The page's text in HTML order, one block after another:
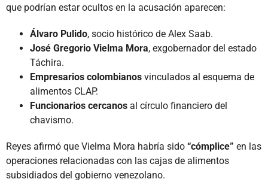
que podrían estar ocultos en la acusación aparecen:
Álvaro Pulido, socio histórico de Alex Saab.
José Gregorio Vielma Mora, exgobernador del estado
Táchira.
Empresarios colombianos vinculados al esquema de
alimentos CLAP.
Funcionarios cercanos al círculo financiero del
chavismo.
Reyes afirmó que Vielma Mora habría sido “cómplice” en las
operaciones relacionadas con las cajas de alimentos
subsidiados del gobierno venezolano.